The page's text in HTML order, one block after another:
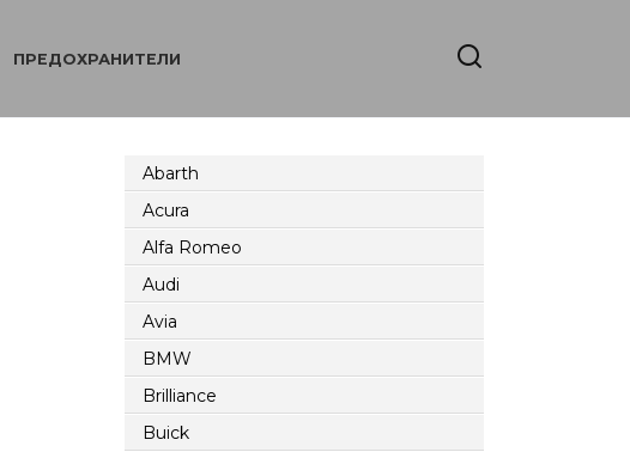
ПРЕДОХРАНИТЕЛИ
Abarth
Acura
Alfa Romeo
Audi
Avia
BMW
Brilliance
Buick